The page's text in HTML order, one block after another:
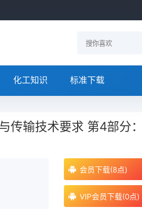
化工知识 标准下载
输技术要求 第4部分：
会员下载(8点)
VIP会员下载(0点)